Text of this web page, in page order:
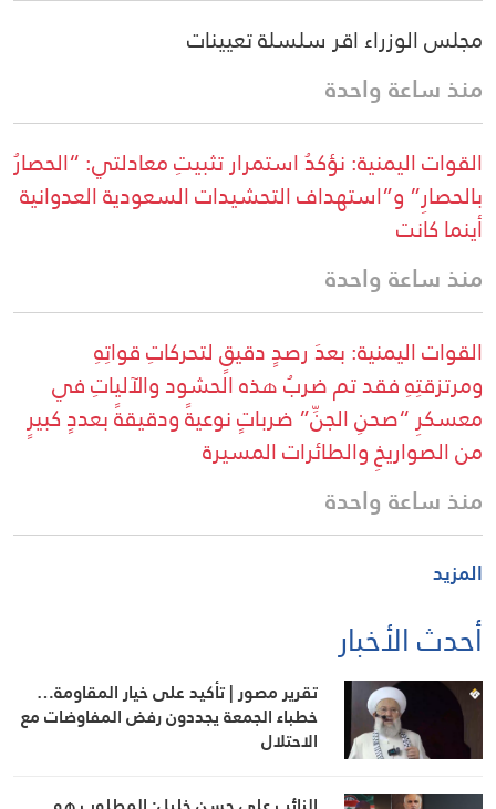
مجلس الوزراء اقر سلسلة تعيينات
منذ ساعة واحدة
القوات اليمنية: نؤكدُ استمرار تثبيتِ معادلتي: “الحصارُ
بالحصارِ” و”استهداف التحشيدات السعودية العدوانية
أينما كانت
منذ ساعة واحدة
القوات اليمنية: بعدَ رصدٍ دقيقٍ لتحركاتِ قواتِهِ
ومرتزقتِهِ فقد تم ضربُ هذه الحشود والآلياتِ في
معسكرِ “صحنِ الجنِّ” ضرباتٍ نوعيةً ودقيقةً بعددٍ كبيرٍ
من الصواريخِ والطائرات المسيرة
منذ ساعة واحدة
المزيد
أحدث الأخبار
تقرير مصور | تأكيد على خيار المقاومة…
خطباء الجمعة يجددون رفض المفاوضات مع
الاحتلال